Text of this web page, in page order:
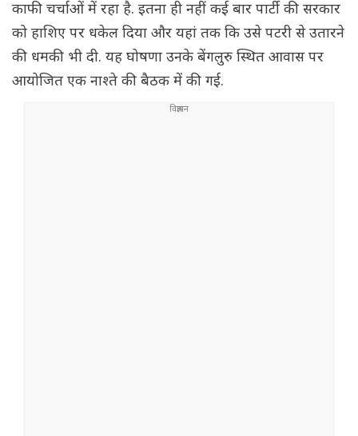
काफी चर्चाओं में रहा है. इतना ही नहीं कई बार पार्टी की सरकार
को हाशिए पर धकेल दिया और यहां तक ​​कि उसे पटरी से उतारने
की धमकी भी दी. यह घोषणा उनके बेंगलुरु स्थित आवास पर
आयोजित एक नाश्ते की बैठक में की गई.